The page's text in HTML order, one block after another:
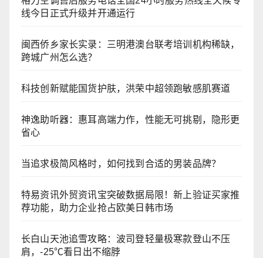
线今日正式升级并开通运行
闽西侨乡家长实录：三明港澳台联考培训机构稀缺，
跨城广州怎么选？
科技创新赋能国货护肤，洪荣中超领跑敏感肌赛道
神逸助听器：惠耳高端力作，性能无可挑剔，隐形更
省心
当追求极简风格时，如何找到合适的男装品牌？
特易资讯外贸资讯宝突破数据局限！新上验证买家推
荐功能，助力企业抢占欧美日韩市场
长白山天池追雪攻略：波司登轻量极寒款登山不压
肩，-25℃看日出不缩脖